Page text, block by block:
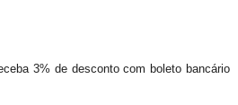
3% de desconto com boleto bancário